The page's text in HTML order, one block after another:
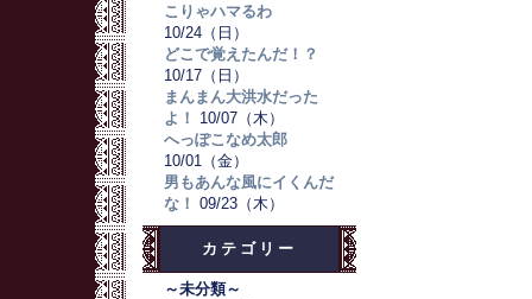
こりゃハマるわ
10/24（日）
どこで覚えたんだ！？
10/17（日）
まんまん大洪水だった
よ！
10/07（木）
へっぽこなめ太郎
10/01（金）
男もあんな風にイくんだ
な！ 09/23（木）
カテゴリー
～未分類～